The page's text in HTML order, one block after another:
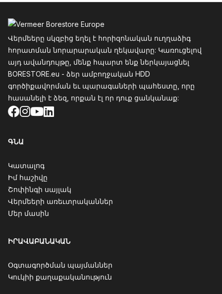
Վերմեերը սկզբից եղել է հորիզոնական ուղղաձիգ
հորատման նորարարական ղեկավարը: Կառուցելով
այդ ավանդույթը, մենք հպարտ ենք ներկայացնել
BORESTORE.eu - ձեր ամբողջական HDD
գործիքավորման եւ պարագաների պահեստը, որը
հասանելի է ձեզ, որքան էլ որ դուք ցանկանաք:
Facebook
Instagram
YouTube
LinkedIn
ԳՆԱ
Կատալոգ
Իմ հաշիվը
Շոփինգի սայլակ
Վերմեերի առեւտրականներ
Մեր մասին
ԻՐԱՎԱԲԱՆԱԿԱՆ
Օգտագործման պայմաններ
Կուկիի քաղաքականություն